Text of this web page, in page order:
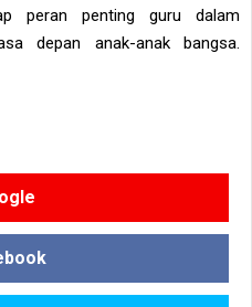
peran penting guru dalam
depan anak-anak bangsa.